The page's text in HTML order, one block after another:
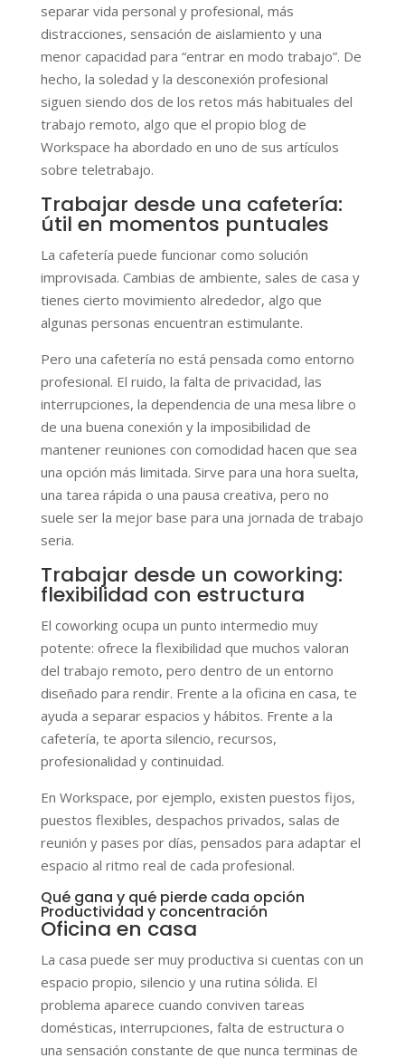
separar vida personal y profesional, más
distracciones, sensación de aislamiento y una
menor capacidad para “entrar en modo trabajo”. De
hecho, la soledad y la desconexión profesional
siguen siendo dos de los retos más habituales del
trabajo remoto, algo que el propio blog de
Workspace ha abordado en uno de sus artículos
sobre teletrabajo.
Trabajar desde una cafetería:
útil en momentos puntuales
La cafetería puede funcionar como solución
improvisada. Cambias de ambiente, sales de casa y
tienes cierto movimiento alrededor, algo que
algunas personas encuentran estimulante.
Pero una cafetería no está pensada como entorno
profesional. El ruido, la falta de privacidad, las
interrupciones, la dependencia de una mesa libre o
de una buena conexión y la imposibilidad de
mantener reuniones con comodidad hacen que sea
una opción más limitada. Sirve para una hora suelta,
una tarea rápida o una pausa creativa, pero no
suele ser la mejor base para una jornada de trabajo
seria.
Trabajar desde un coworking:
flexibilidad con estructura
El coworking ocupa un punto intermedio muy
potente: ofrece la flexibilidad que muchos valoran
del trabajo remoto, pero dentro de un entorno
diseñado para rendir. Frente a la oficina en casa, te
ayuda a separar espacios y hábitos. Frente a la
cafetería, te aporta silencio, recursos,
profesionalidad y continuidad.
En Workspace, por ejemplo, existen puestos fijos,
puestos flexibles, despachos privados, salas de
reunión y pases por días, pensados para adaptar el
espacio al ritmo real de cada profesional.
Qué gana y qué pierde cada opción
Productividad y concentración
Oficina en casa
La casa puede ser muy productiva si cuentas con un
espacio propio, silencio y una rutina sólida. El
problema aparece cuando conviven tareas
domésticas, interrupciones, falta de estructura o
una sensación constante de que nunca terminas de